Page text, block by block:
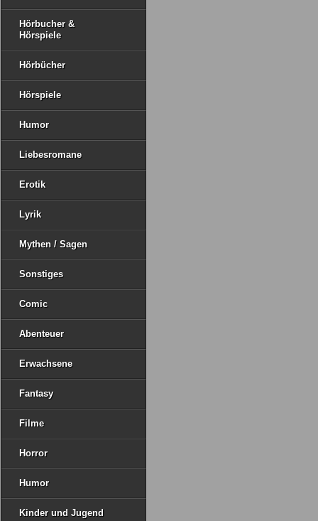
Hörbucher &
Hörspiele
Hörbücher
Hörspiele
Humor
Liebesromane
Erotik
Lyrik
Mythen / Sagen
Sonstiges
Comic
Abenteuer
Erwachsene
Fantasy
Filme
Horror
Humor
Kinder und Jugend